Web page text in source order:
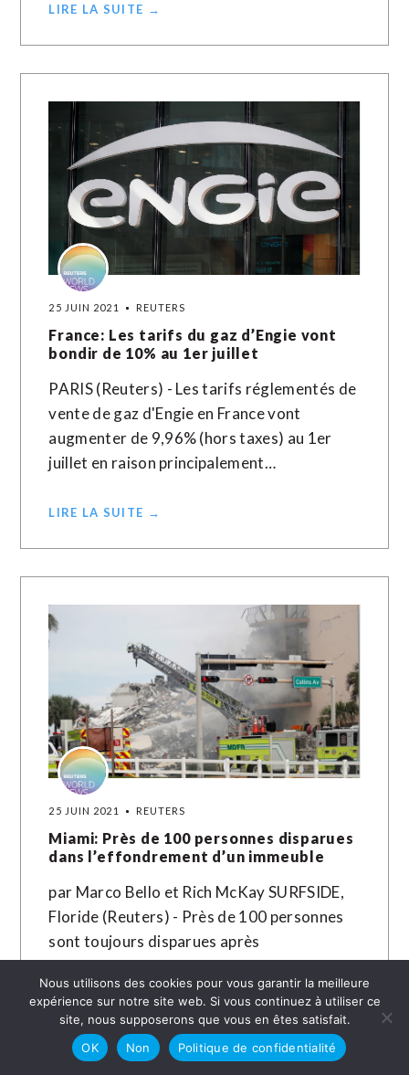
LIRE LA SUITE →
25 JUIN 2021 REUTERS
France: Les tarifs du gaz d’Engie vont
bondir de 10% au 1er juillet
PARIS (Reuters) - Les tarifs réglementés de
vente de gaz d'Engie en France vont
augmenter de 9,96% (hors taxes) au 1er
juillet en raison principalement…
LIRE LA SUITE →
25 JUIN 2021 REUTERS
Miami: Près de 100 personnes disparues
dans l’effondrement d’un immeuble
par Marco Bello et Rich McKay SURFSIDE,
Floride (Reuters) - Près de 100 personnes
sont toujours disparues après
l'effondrement jeudi d'un immeuble
résidentiel de 12…
LIRE LA SUITE →
Nous utilisons des cookies pour vous garantir la meilleure
expérience sur notre site web. Si vous continuez à utiliser ce
site, nous supposerons que vous en êtes satisfait.
OK
Non Politique de confidentialité